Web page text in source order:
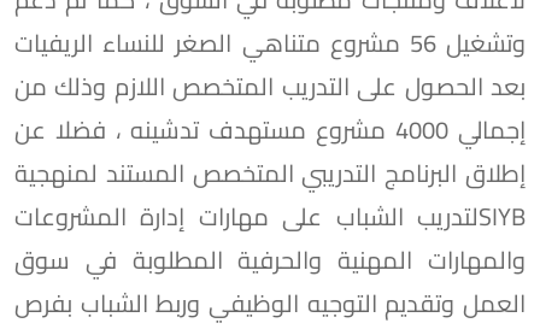
وتشغيل 56 مشروع متناهي الصغر للنساء الريفيات
بعد الحصول على التدريب المتخصص اللازم وذلك من
إجمالي 4000 مشروع مستهدف تدشينه ، فضلا عن
إطلاق البرنامج التدريبي المتخصص المستند لمنهجية
SIYBلتدريب الشباب على مهارات إدارة المشروعات
والمهارات المهنية والحرفية المطلوبة في سوق
العمل وتقديم التوجيه الوظيفي وربط الشباب بفرص